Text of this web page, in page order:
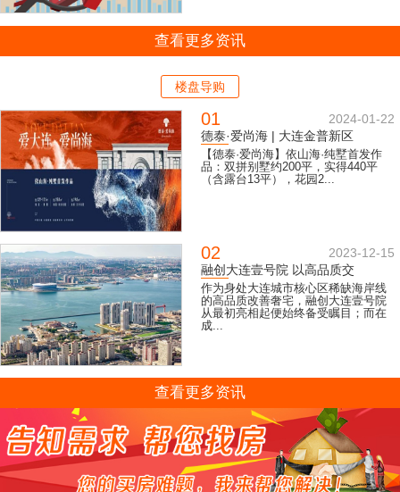
查看更多资讯
楼盘导购
01
2024-01-22
德泰·爱尚海 | 大连金普新区
【德泰·爱尚海】依山海·纯墅首发作
品：双拼别墅约200平，实得440平
（含露台13平），花园2...
02
2023-12-15
融创大连壹号院 以高品质交
作为身处大连城市核心区稀缺海岸线
的高品质改善奢宅，融创大连壹号院
从最初亮相起便始终备受瞩目；而在
成...
查看更多资讯